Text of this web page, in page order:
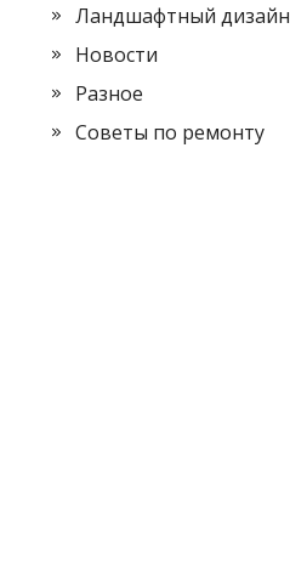
Ландшафтный дизайн
Новости
Разное
Советы по ремонту